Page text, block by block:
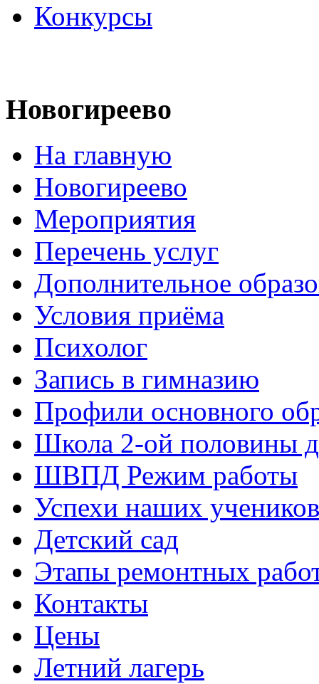
Конкурсы
Новогиреево
На главную
Новогиреево
Мероприятия
Перечень услуг
Дополнительное
Условия приёма
Психолог
Запись в гимназию
Профили основного
Школа 2-ой половины
ШВПД Режим работы
Успехи наших учеников
Детский сад
Этапы ремонтных
Контакты
Цены
Летний лагерь